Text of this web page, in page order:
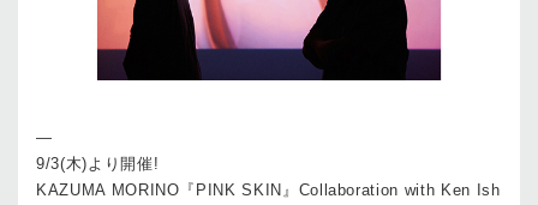
—
9/3(木)より開催!
KAZUMA MORINO『PINK SKIN』Collaboration with Ken Ish